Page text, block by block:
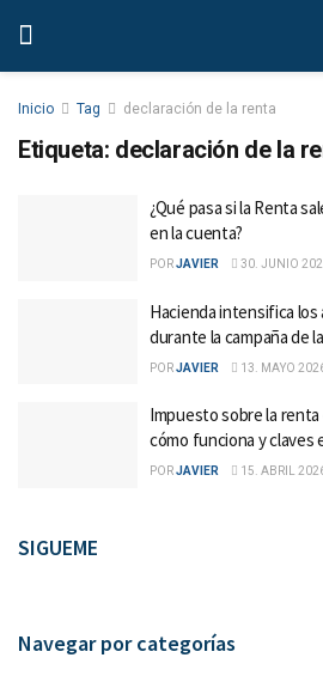
Inicio Tag declaración de la renta
Etiqueta: declaración de la
¿Qué pasa si la Renta
en la cuenta?
PORJAVIER 30. JUNIO
Hacienda intensifica
durante la campaña de
PORJAVIER 13. MAYO
Impuesto sobre la renta
cómo funciona y claves
PORJAVIER 15. ABRIL
SIGUEME
Navegar por categorías